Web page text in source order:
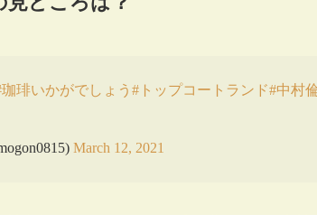
琲いかがでしょう #トップコートランド#中村
March 12, 2021